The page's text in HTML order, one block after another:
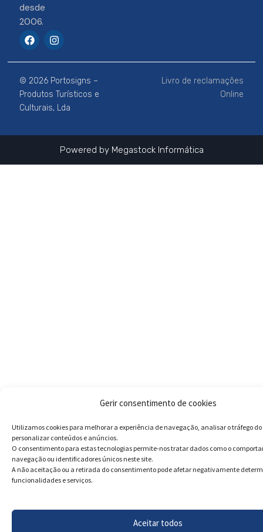
Gerir consentimento de cookies
Utilizamos cookies para melhorar a experiência de navegação, analisar o tráfego do
personalizar conteúdos e anúncios.
O consentimento para estas tecnologias permite-nos tratar dados como o
navegação ou identificadores únicos neste site.
A não aceitação ou a retirada do consentimento pode afetar negativamente
funcionalidades e serviços.
Aceitar todos
desde
2006.
F
a
e
b
o
o
k
I
n
t
a
g
r
a
m
© 2026 Portosigns –
Produtos Turísticos e
Culturais, Lda
Livro de reclamações
Online
Powered by Megastock Informática